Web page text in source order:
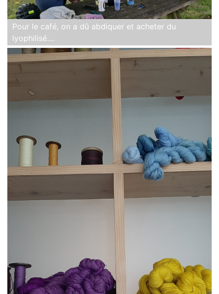
Pour le café, on a dû abdiquer et acheter du
lyophilisé....